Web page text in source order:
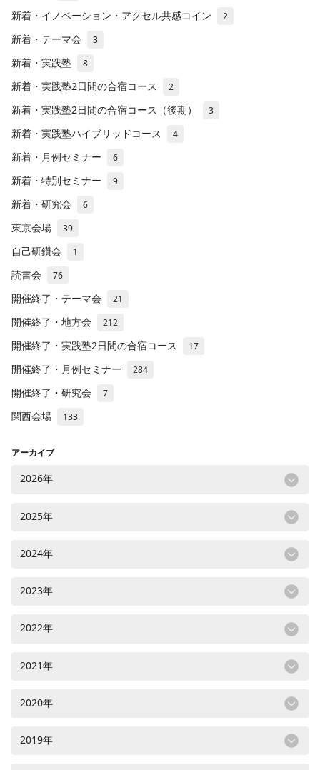
新着・イノベーション・アクセル共感コイン 2
新着・テーマ会 3
新着・実践塾 8
新着・実践塾2日間の合宿コース 2
新着・実践塾2日間の合宿コース（後期） 3
新着・実践塾ハイブリッドコース 4
新着・月例セミナー 6
新着・特別セミナー 9
新着・研究会 6
東京会場 39
自己研鑽会 1
読書会 76
開催終了・テーマ会 21
開催終了・地方会 212
開催終了・実践塾2日間の合宿コース 17
開催終了・月例セミナー 284
開催終了・研究会 7
関西会場 133
アーカイブ
2026年
2025年
2024年
2023年
2022年
2021年
2020年
2019年